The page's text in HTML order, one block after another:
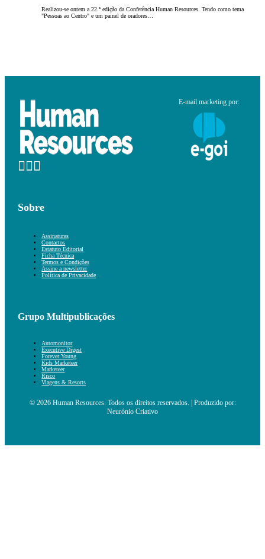
Realizou-se ontem a 22.ª edição da Conferência Human Resources. Tendo como tema
"Pessoas ao Centro" e um painel de oradores…
E-mail marketing por:
Sobre
Assinaturas
Contactos
Estatuto Editorial
Ficha Técnica
Termos e Condições
Assine a newsletter
Política de Privacidade
Grupo Multipublicações
Automonitor
Executive Digest
Forever Young
Kids Marketeer
Marketeer
Risco
Viagens & Resorts
© 2026 Human Resources. Todos os direitos reservados. | Produzido por:
Neurónio Criativo